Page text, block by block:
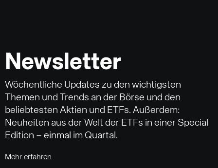
Newsletter
Wöchentliche Updates zu den wichtigsten
Themen und Trends an der Börse und den
beliebtesten Aktien und ETFs. Außerdem:
Neuheiten aus der Welt der ETFs in einer Special
Edition – einmal im Quartal.
Mehr erfahren